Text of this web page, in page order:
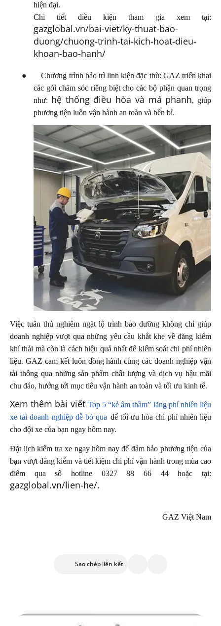
hiện đại.
Chi tiết điều kiện tham gia xem tại:
gazglobal.vn/bai-viet/ky-thuat-bao-
duong/chuong-trinh-tai-kich-hoat-dieu-
khoan-bao-hanh/
●Chương trình bảo trì linh kiện đặc thù: GAZ triển khai
các gói chăm sóc riêng biệt cho các bộ phận quan trọng
như: hệ thống điều hòa và má phanh, giúp
phương tiện luôn vận hành an toàn và bền bỉ.
Việc tuân thủ nghiêm ngặt lộ trình bảo dưỡng không chỉ giúp
doanh nghiệp vượt qua những yêu cầu khắt khe về đăng kiểm
khí thải mà còn là cách hiệu quả nhất để kiểm soát chi phí nhiên
liệu. GAZ cam kết luôn đồng hành cùng các doanh nghiệp vận
tải thông qua những sản phẩm chất lượng và dịch vụ hậu mãi
chu đáo, hướng tới mục tiêu vận hành an toàn và tối ưu kinh tế.
Xem thêm bài viết Top 5 “kẻ âm thầm” lãng phí nhiên liệu
xe tải doanh nghiệp dễ bỏ qua để tối ưu hóa chi phí nhiên liệu
cho đội xe của bạn ngay hôm nay.
Đặt lịch kiểm tra xe ngay hôm nay để đảm bảo phương tiện của
bạn vượt đăng kiểm và tiết kiệm chi phí vận hành trong mùa cao
điểm qua số hotline 0327 88 66 44 hoặc tại:
gazglobal.vn/lien-he/.
GAZ Việt Nam
Sao chép liên kết